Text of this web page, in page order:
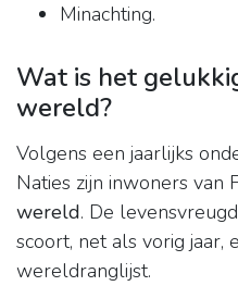
Minachting.
Wat is het
wereld?
Volgens een jaarlijks
Naties zijn inwoners van
wereld. De
scoort, net als vorig jaar,
wereldranglijst.